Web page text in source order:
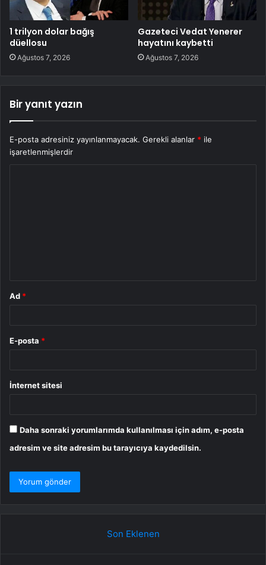
1 trilyon dolar bağış
düellosu
Ağustos 7, 2026
Gazeteci Vedat Yenerer
hayatını kaybetti
Ağustos 7, 2026
Bir yanıt yazın
E-posta adresiniz yayınlanmayacak. Gerekli alanlar * ile
işaretlenmişlerdir
Ad *
E-posta *
İnternet sitesi
Daha sonraki yorumlarımda kullanılması için adım, e-posta
adresim ve site adresim bu tarayıcıya kaydedilsin.
Son Eklenen